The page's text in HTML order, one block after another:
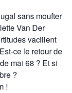
sans moufter
Van Der
vacillent
ce le retour de
mai 68 ? Et si
?
!